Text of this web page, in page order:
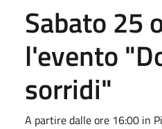
Sabato 25
l'evento
sorridi"
A partire dalle ore 16:00 in